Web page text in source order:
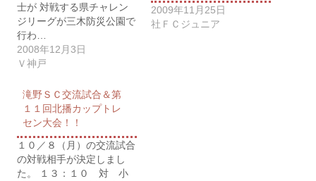
士が 対戦する県チャレン
ジリーグが三木防災公園で
行わ…
2008年12月3日
Ｖ神戸
2009年11月25日
社ＦＣジュニア
滝野ＳＣ交流試合＆第
１１回北播カップトレ
セン大会！！
１０／８（月）の交流試合
の対戦相手が決定しまし
た。 １３：１０ 対 小